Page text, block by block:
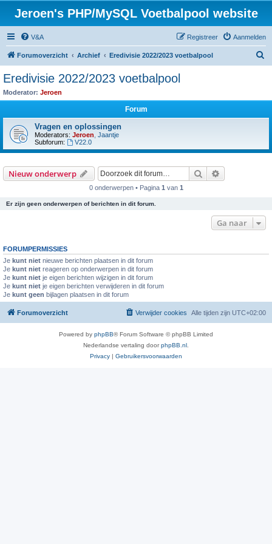
Jeroen's PHP/MySQL Voetbalpool website
V&A Aanmelden
Registreer
Forumoverzicht Archief Eredivisie 2022/2023 voetbalpool
Eredivisie 2022/2023 voetbalpool
Moderator: Jeroen
Forum
Vragen en oplossingen
Moderators: Jeroen Jaantje
Subforum:
V22.0
Nieuw onderwerp Zoek
0 onderwerpen • Pagina 1 van 1
Er zijn geen onderwerpen of berichten in dit forum.
Ga naar
FORUMPERMISSIES
Je kunt niet nieuwe berichten plaatsen in dit forum
Je kunt niet reageren op onderwerpen in dit forum
Je kunt niet je eigen berichten wijzigen in dit forum
Je kunt niet je eigen berichten verwijderen in dit forum
Je kunt geen bijlagen plaatsen in dit forum
Forumoverzicht Alle tijden zijn UTC+02:00
Verwijder cookies
Powered by phpBB® Forum Software © phpBB Limited
Nederlandse vertaling doorphpBB.nl
Privacy | Gebruikersvoorwaarden